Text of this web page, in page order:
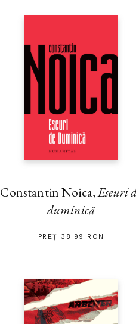
Constantin Noica,Eseuri
duminică
PREȚ 38.99 RON